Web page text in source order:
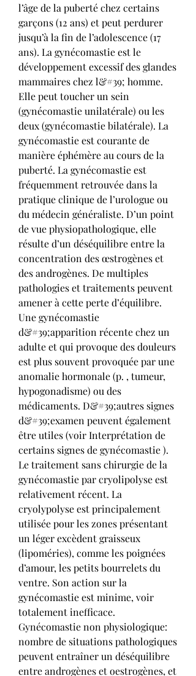
l’âge de la puberté chez certains
garçons (12 ans) et peut perdurer
jusqu’à la fin de l’adolescence (17
ans). La gynécomastie est le
développement excessif des glandes
mammaires chez l&#39; homme.
Elle peut toucher un sein
(gynécomastie unilatérale) ou les
deux (gynécomastie bilatérale). La
gynécomastie est courante de
manière éphémère au cours de la
puberté. La gynécomastie est
fréquemment retrouvée dans la
pratique clinique de l’urologue ou
du médecin généraliste. D’un point
de vue physiopathologique, elle
résulte d’un déséquilibre entre la
concentration des œstrogènes et
des androgènes. De multiples
pathologies et traitements peuvent
amener à cette perte d’équilibre.
Une gynécomastie
d&#39;apparition récente chez un
adulte et qui provoque des douleurs
est plus souvent provoquée par une
anomalie hormonale (p. , tumeur,
hypogonadisme) ou des
médicaments. D&#39;autres signes
d&#39;examen peuvent également
être utiles (voir Interprétation de
certains signes de gynécomastie ).
Le traitement sans chirurgie de la
gynécomastie par cryolipolyse est
relativement récent. La
cryolypolyse est principalement
utilisée pour les zones présentant
un léger excèdent graisseux
(lipoméries), comme les poignées
d’amour, les petits bourrelets du
ventre. Son action sur la
gynécomastie est minime, voir
totalement inefficace.
Gynécomastie non physiologique:
nombre de situations pathologiques
peuvent entraîner un déséquilibre
entre androgènes et oestrogènes, et